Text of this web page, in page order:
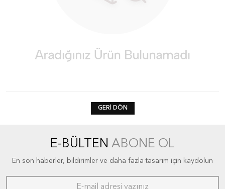
GERI DÖN
E-BÜLTEN ABONE OL
En son haberler, bildirimler ve daha fazla tasarım için kaydolun